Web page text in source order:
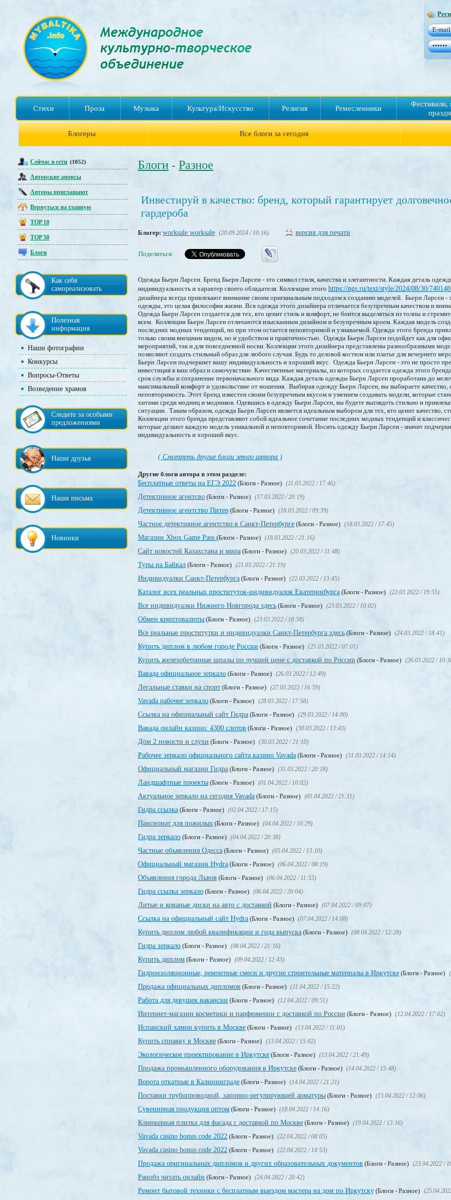
Стихи Проза Музыка Культура/Искусство Религия Ремесленники
Фестивали,
Блогеры Все блоги за сегодня
Сейчас в сети (1052)
Авторские анонсы
Авторы приглашают
Вернуться на главную
TOP 10
TOP 50
Блоги
Как себя
самореализовать
Полезная
информация
Наши фотографии
Конкурсы
Вопросы-Ответы
Возведение храмов
Следите за особыми
предложениями
Наши друзья
Наши письма
Новинки
Блоги - Разное
Инвестируй в качество: бренд, который гарантирует
гардероба
Блогер: worksale worksale (20.09.2024 / 10:16) версия для печати
Поделиться:
Одежда Бьерн Ларсен. Бренд Бьерн Ларсен - это символ стиля, качества и элегантности. Каждая деталь
индивидуальность и характер своего обладателя. Коллекции этого https://ngs.ru/text/style/2024/08/30/
дизайнера всегда привлекают внимание своим оригинальным подходом к созданию моделей. Бьерн Ларсен -
одежды, это целая философия жизни. Вся одежда этого дизайнера отличается безупречным качеством и
Одежда Бьерн Ларсен создается для тех, кто ценит стиль и комфорт, не боится выделяться из толпы и
всем. Коллекции Бьерн Ларсен отличаются изысканным дизайном и безупречным кроем. Каждая модель
последних модных тенденций, но при этом остается неповторимой и узнаваемой. Одежда этого бренда
только своим внешним видом, но и удобством и практичностью. Одежда Бьерн Ларсен подойдет как для
мероприятий, так и для повседневной носки. Коллекции этого дизайнера представлены разнообразными
позволяют создать стильный образ для любого случая. Будь то деловой костюм или платье для вечернего
Бьерн Ларсен подчеркнет вашу индивидуальность и хороший вкус. Одежда Бьерн Ларсен - это не просто
инвестиция в ваш образ и самочувствие. Качественные материалы, из которых создается одежда этого
срок службы и сохранение первоначального вида. Каждая деталь одежды Бьерн Ларсен проработана до
максимальный комфорт и удовольствие от ношения. Выбирая одежду Бьерн Ларсен, вы выбираете качество,
неповторимость. Этот бренд известен своим безупречным вкусом и умением создавать модели, которые
хитами среди модниц и модников. Одевшись в одежду Бьерн Ларсен, вы будете выглядеть стильно и
ситуации. Таким образом, одежда Бьерн Ларсен является идеальным выбором для тех, кто ценит качество,
Коллекции этого бренда представляют собой идеальное сочетание последних модных тенденций и
которые делают каждую модель уникальной и неповторимой. Носить одежду Бьерн Ларсен - значит
индивидуальность и хороший вкус.
( Смотреть другие блоги этого автора )
Другие блоги автора в этом разделе:
Бесплатные ответы на ЕГЭ 2022 (Блоги - Разное) (11.03.2022 / 17:46)
Детективное агентсво (Блоги - Разное) (17.03.2022 / 20:19)
Детективное агентство Питер (Блоги - Разное) (18.03.2022 / 09:39)
Частное детективное агентство в Санкт-Петербурге (Блоги - Разное) (18.03.2022 / 17:45)
Магазин Xbox Game Pass (Блоги - Разное) (18.03.2022 / 21:16)
Сайт новостей Казахстана и мира (Блоги - Разное) (20.03.2022 / 11:48)
Туры на Байкал (Блоги - Разное) (21.03.2022 / 21:19)
Индивидуалки Санкт-Петербурга (Блоги - Разное) (22.03.2022 / 13:45)
Каталог всех реальных проституток-индивидуалок Екатеринбурга (Блоги - Разное) (22.03.2022 / 19:55)
Все индивидуалки Нижнего Новгорода здесь (Блоги - Разное) (23.03.2022 / 10:02)
Обмен криптовалюты (Блоги - Разное) (23.03.2022 / 18:58)
Все реальные проститутки и индивидуалки Санкт-Петербурга здесь (Блоги - Разное) (24.03.2022 / 18:41)
Купить диплом в любом городе России (Блоги - Разное) (25.03.2022 / 07:01)
Купить железобетонные шпалы по лучшей цене с доставкой по России (Блоги - Разное) (26.03.2022 /
Вавада официальное зеркало (Блоги - Разное) (26.03.2022 / 12:49)
Легальные ставки на спорт (Блоги - Разное) (27.03.2022 / 16:59)
Vavada рабочее зеркало (Блоги - Разное) (28.03.2022 / 17:58)
Ссылка на официальный сайт Гидра (Блоги - Разное) (29.03.2022 / 14:00)
Вавада онлайн казино: 4300 слотов (Блоги - Разное) (30.03.2022 / 13:43)
Дом 2 новости и слухи (Блоги - Разное) (30.03.2022 / 21:10)
Рабочее зеркало официального сайта казино Vavada (Блоги - Разное) (31.03.2022 / 14:14)
Официальный магазин Гидра (Блоги - Разное) (31.03.2022 / 20:18)
Ландшафтные проекты (Блоги - Разное) (01.04.2022 / 10:02)
Актуальное зеркало на сегодня Vavada (Блоги - Разное) (01.04.2022 / 21:31)
Гидра ссылка (Блоги - Разное) (02.04.2022 / 17:15)
Пансионат для пожилых (Блоги - Разное) (04.04.2022 / 10:29)
Гидра зеркало (Блоги - Разное) (04.04.2022 / 20:38)
Частные объявления Одесса (Блоги - Разное) (05.04.2022 / 13:10)
Официальный магазин Hydra (Блоги - Разное) (06.04.2022 / 08:19)
Объявления города Львов (Блоги - Разное) (06.04.2022 / 11:55)
Гидра ссылка зеркало (Блоги - Разное) (06.04.2022 / 20:04)
Литые и кованые диски на авто с доставкой (Блоги - Разное) (07.04.2022 / 09:07)
Ссылка на официальный сайт Hydra (Блоги - Разное) (07.04.2022 / 14:08)
Купить диплом любой квалификации и года выпуска (Блоги - Разное) (08.04.2022 / 12:28)
Гидра зеркало (Блоги - Разное) (08.04.2022 / 21:16)
Купить диплом (Блоги - Разное) (09.04.2022 / 12:43)
Гидроизоляционные, ремонтные смеси и другие строительные материалы в Иркутске (Блоги - Разное)
Продажа официальных дипломов (Блоги - Разное) (11.04.2022 / 15:22)
Работа для девушек вакансии (Блоги - Разное) (12.04.2022 / 09:51)
Интернет-магазин косметики и парфюмерии с доставкой по России (Блоги - Разное) (12.04.2022 / 17:02)
Испанский хамон купить в Москве (Блоги - Разное) (13.04.2022 / 11:01)
Купить справку в Москве (Блоги - Разное) (13.04.2022 / 15:02)
Экологическое проектирование в Иркутске (Блоги - Разное) (13.04.2022 / 21:49)
Продажа промышленного оборудования в Иркутске (Блоги - Разное) (14.04.2022 / 15:48)
Ворота откатные в Калининграде (Блоги - Разное) (14.04.2022 / 21:21)
Поставки трубопроводной, запорно-регулирующей арматуры (Блоги - Разное) (15.04.2022 / 12:06)
Сувенирная продукция оптом (Блоги - Разное) (18.04.2022 / 14:16)
Клинкерная плитка для фасада с доставкой по Москве (Блоги - Разное) (19.04.2022 / 13:16)
Vavada casino bonus code 2022 (Блоги - Разное) (22.04.2022 / 08:05)
Vavada casino bonus code 2022 (Блоги - Разное) (22.04.2022 / 14:53)
Продажа оригинальных дипломов и других образовательных документов (Блоги - Разное) (23.04.2022 /
Ранобэ читать онлайн (Блоги - Разное) (24.04.2022 / 20:42)
Ремонт бытовой техники с бесплатным выездом мастера на дом по Иркутску (Блоги - Разное)